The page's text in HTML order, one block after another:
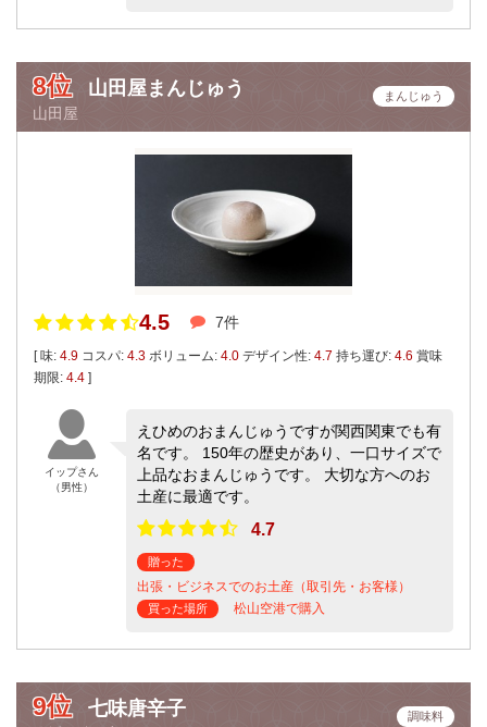
8位 山田屋まんじゅう
山田屋
まんじゅう
4.5 7件
[ 味: 4.9 コスパ: 4.3 ボリューム: 4.0 デザイン性: 4.7 持ち運び: 4.6 賞味
期限: 4.4 ]
イップさん
（男性）
えひめのおまんじゅうですが関西関東でも有
名です。 150年の歴史があり、一口サイズで
上品なおまんじゅうです。 大切な方へのお
土産に最適です。
4.7
贈った
出張・ビジネスでのお土産（取引先・お客様）
買った場所 松山空港で購入
9位 七味唐辛子 調味料